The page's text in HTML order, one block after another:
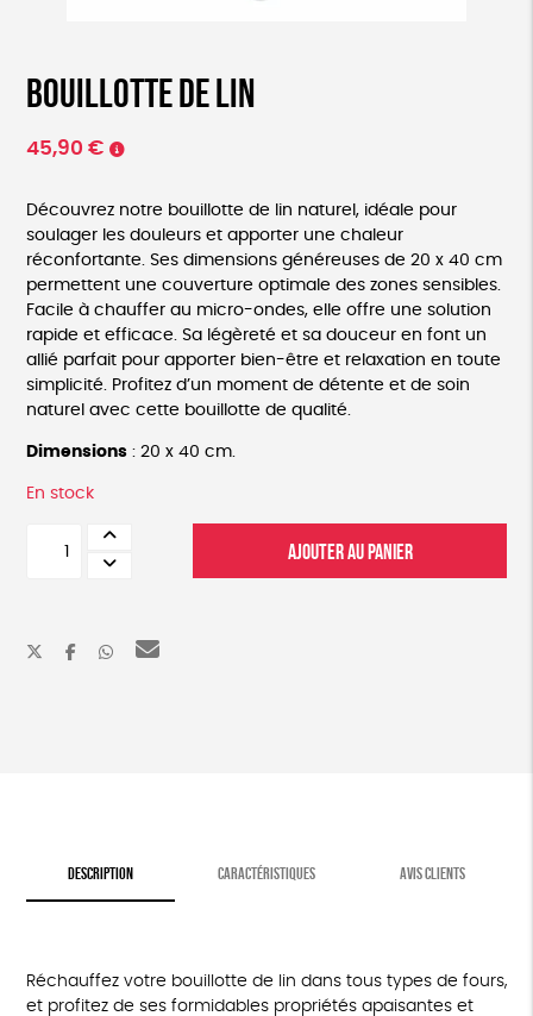
Bouillotte de lin
45,90 €
Découvrez notre bouillotte de lin naturel, idéale pour
soulager les douleurs et apporter une chaleur
réconfortante. Ses dimensions généreuses de 20 x 40 cm
permettent une couverture optimale des zones sensibles.
Facile à chauffer au micro-ondes, elle offre une solution
rapide et efficace. Sa légèreté et sa douceur en font un
allié parfait pour apporter bien-être et relaxation en toute
simplicité. Profitez d’un moment de détente et de soin
naturel avec cette bouillotte de qualité.
Dimensions: 20 x 40 cm.
En stock
AJOUTER AU PANIER
DESCRIPTION CARACTÉRISTIQUES AVIS CLIENTS
Réchauffez votre bouillotte de lin dans tous types de fours,
et profitez de ses formidables propriétés apaisantes et